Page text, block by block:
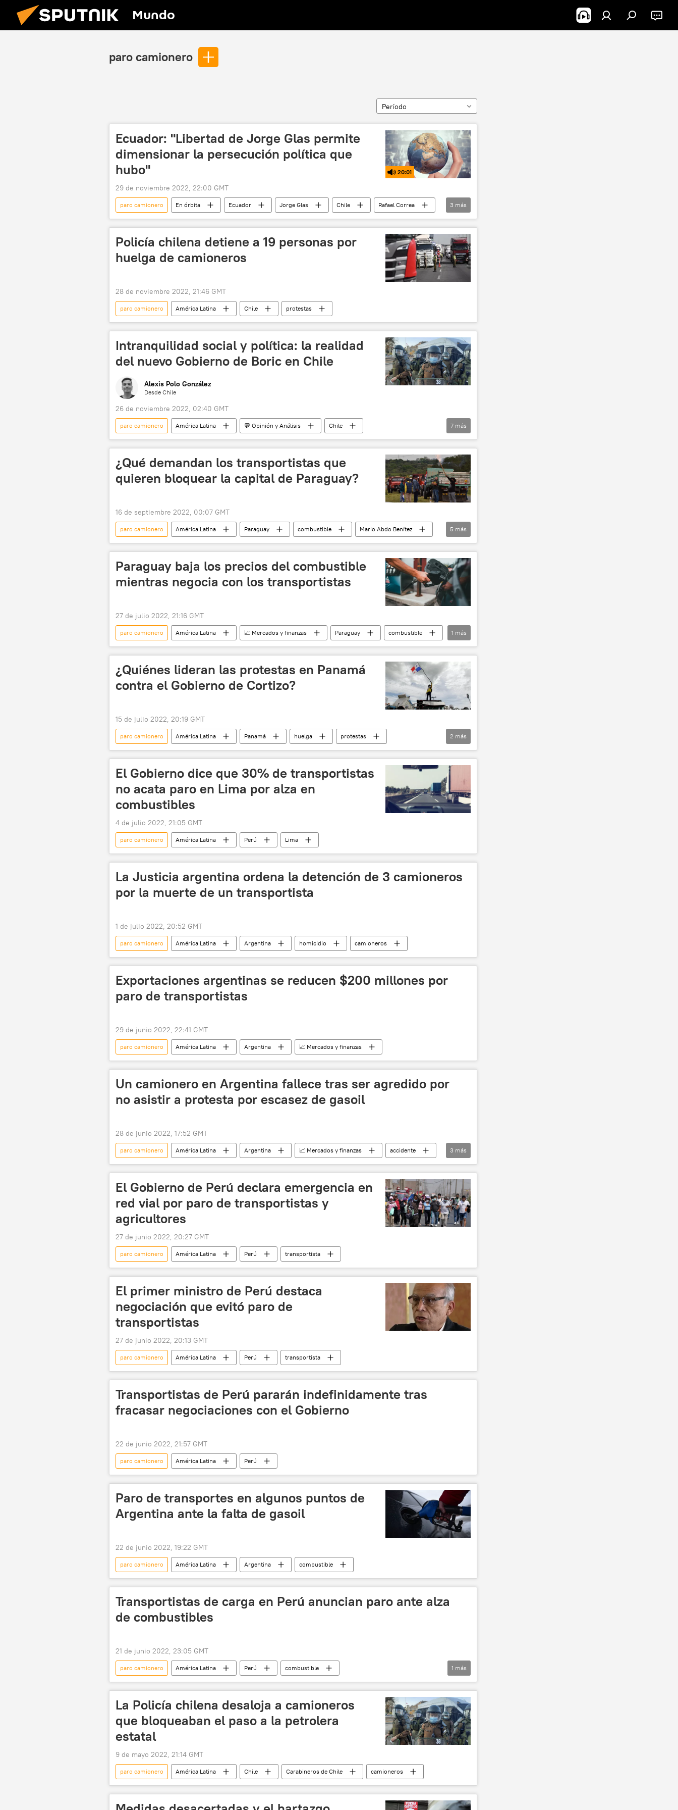
Mundo
paro camionero
Período
Ecuador: "Libertad de Jorge Glas permite
dimensionar la persecución política que
hubo"
20:01
29 de noviembre 2022, 22:00 GMT
paro camionero En órbita Ecuador Jorge Glas Chile
Rafael Correa
gas
Rusia Kazajistán
3 más
Policía chilena detiene a 19 personas por
huelga de camioneros
28 de noviembre 2022, 21:46 GMT
paro camionero América Latina Chile protestas
Intranquilidad social y política: la realidad
del nuevo Gobierno de Boric en Chile
Alexis Polo González
Desde Chile
26 de noviembre 2022, 02:40 GMT
paro camionero América Latina 💬 Opinión y Análisis
Chile
Congreso Nacional de Chile
Gabriel Boric Carabineros de Chile
violencia policial
7 más
¿Qué demandan los transportistas que
quieren bloquear la capital de Paraguay?
16 de septiembre 2022, 00:07 GMT
paro camionero América Latina Paraguay combustible
Mario Abdo Benítez
Asunción
Petropar protestas camioneros 📈 Mercados y finanzas
5 más
Paraguay baja los precios del combustible
mientras negocia con los transportistas
27 de julio 2022, 21:16 GMT
paro camionero América Latina 📈 Mercados y finanzas Paraguay
combustible
transporte
1 más
¿Quiénes lideran las protestas en Panamá
contra el Gobierno de Cortizo?
15 de julio 2022, 20:19 GMT
paro camionero América Latina Panamá huelga
protestas
paro cívico
Laurentino Cortizo Centroamérica
2 más
El Gobierno dice que 30% de transportistas
no acata paro en Lima por alza en
combustibles
4 de julio 2022, 21:05 GMT
paro camionero América Latina Perú Lima
La Justicia argentina ordena la detención de 3 camioneros
por la muerte de un transportista
1 de julio 2022, 20:52 GMT
paro camionero América Latina Argentina homicidio camioneros
Exportaciones argentinas se reducen $200 millones por
paro de transportistas
29 de junio 2022, 22:41 GMT
paro camionero América Latina Argentina 📈 Mercados y finanzas
Un camionero en Argentina fallece tras ser agredido por
no asistir a protesta por escasez de gasoil
28 de junio 2022, 17:52 GMT
paro camionero América Latina Argentina 📈 Mercados y finanzas
accidente
📰 Consecuencias económicas de las sanciones occidentales contra Rusia
combustible
3 más
El Gobierno de Perú declara emergencia en
red vial por paro de transportistas y
agricultores
27 de junio 2022, 20:27 GMT
paro camionero América Latina Perú transportista
El primer ministro de Perú destaca
negociación que evitó paro de
transportistas
27 de junio 2022, 20:13 GMT
paro camionero América Latina Perú transportista
Transportistas de Perú pararán indefinidamente tras
fracasar negociaciones con el Gobierno
22 de junio 2022, 21:57 GMT
paro camionero América Latina Perú
Paro de transportes en algunos puntos de
Argentina ante la falta de gasoil
22 de junio 2022, 19:22 GMT
paro camionero América Latina Argentina combustible
Transportistas de carga en Perú anuncian paro ante alza
de combustibles
21 de junio 2022, 23:05 GMT
paro camionero América Latina Perú
combustible
📰 Consecuencias económicas de las sanciones occidentales contra Rusia
1 más
La Policía chilena desaloja a camioneros
que bloqueaban el paso a la petrolera
estatal
9 de mayo 2022, 21:14 GMT
paro camionero América Latina Chile Carabineros de Chile camioneros